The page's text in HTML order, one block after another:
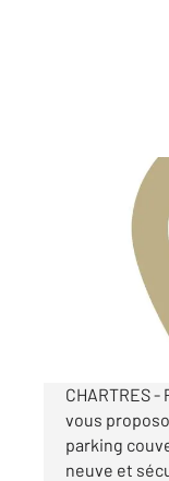
CHARTRES 28
Parking à
75 €
par mois
CHARTRES -
vous
parking
neuve et